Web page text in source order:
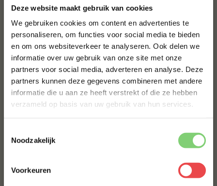
Deze website maakt gebruik van cookies
We gebruiken cookies om content en advertenties te
personaliseren, om functies voor social media te bieden
en om ons websiteverkeer te analyseren. Ook delen we
informatie over uw gebruik van onze site met onze
partners voor social media, adverteren en analyse. Deze
partners kunnen deze gegevens combineren met andere
informatie die u aan ze heeft verstrekt of die ze hebben
verzameld op basis van uw gebruik van hun services.
Noodzakelijk
Voorkeuren
Weizen betekent in het Duits tarwe. De Oudnederlandse
aan boekweit,“beuktarwe” of het Engelse“wheat”). Het
is daarom dan ook zeer goed mogelijk dat de naam
witbier een verbastering van weitbier is.
BBQuality
BBQuality staat voor betaalbaar kwaliteitsvlees. Ons
vlees is van nature al heerlijk van smaak, maar met een
marinade ofrubkun je je vlees eventueel nog wat meer
nog en ervaar de smaak van BBQuality!
10% korting op je
eerste bestelling*
Schrijf je in voor onze nieuwsbrief en ontvang direct
10% korting op jouw eerste bestelling.
VOORNAAM
ACHTERNAAM